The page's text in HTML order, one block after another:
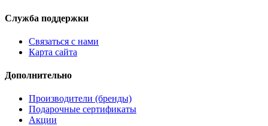
Служба поддержки
Связаться с нами
Карта сайта
Дополнительно
Производители (бренды)
Подарочные сертификаты
Акции